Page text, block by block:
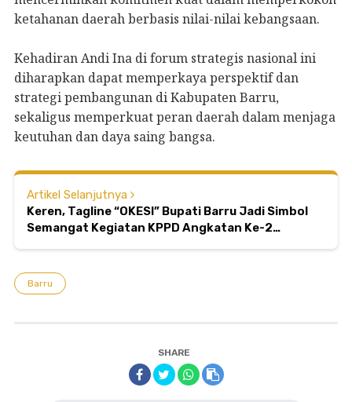
ketahanan daerah berbasis nilai-nilai kebangsaan.
Kehadiran Andi Ina di forum strategis nasional ini
diharapkan dapat memperkaya perspektif dan
strategi pembangunan di Kabupaten Barru,
sekaligus memperkuat peran daerah dalam menjaga
keutuhan dan daya saing bangsa.
Artikel Selanjutnya
Keren, Tagline “OKESI” Bupati Barru Jadi Simbol
Semangat Kegiatan KPPD Angkatan Ke-2
Barru
SHARE